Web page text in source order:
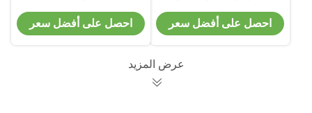
احصل على أفضل سعر
توريد المصنع جيروسكوب
بصري
احصل على أفضل سعر
عرض المزيد